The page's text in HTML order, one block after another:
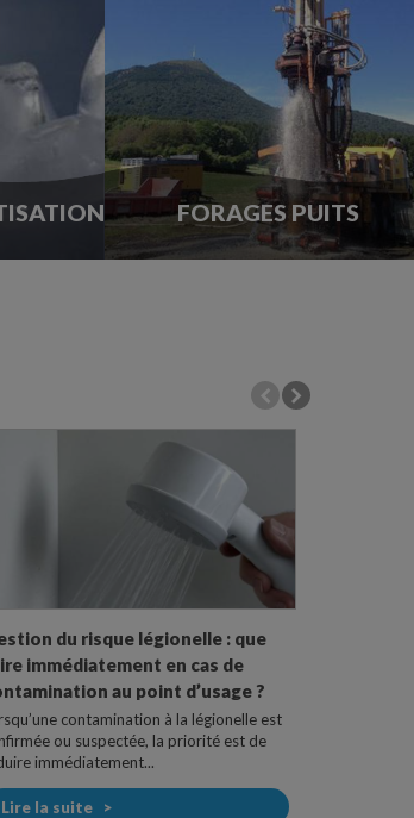
FORAGES PUITS
du risque légionelle : que
immédiatement en cas de
au point d’usage ?
contamination à la légionelle est
ou suspectée, la priorité est de
immédiatement...
Lire la suite